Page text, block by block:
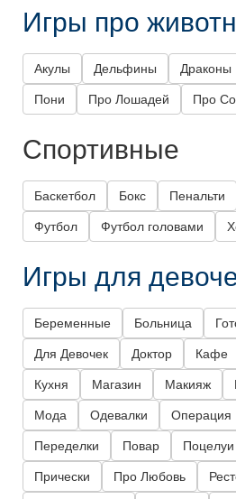
Игры про
Акулы Дельфины Драконы
Пони Про Лошадей Про
Спортивные
Баскетбол Бокс Пенальти
Футбол Футбол головами
Игры для
Беременные Больница
Для Девочек Доктор Кафе
Кухня Магазин Макияж
Мода Одевалки Операция
Переделки Повар Поцелуи
Прически Про Любовь